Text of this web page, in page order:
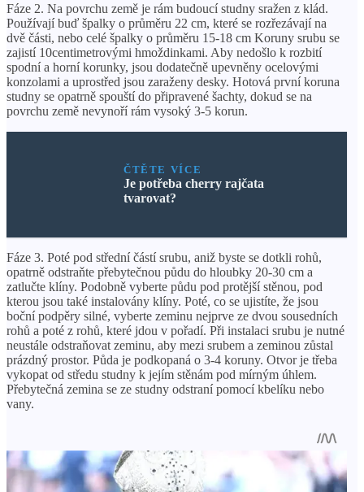
Fáze 2. Na povrchu země je rám budoucí studny sražen z klád.
Používají buď špalky o průměru 22 cm, které se rozřezávají na
dvě části, nebo celé špalky o průměru 15-18 cm Koruny srubu se
zajistí 10centimetrovými hmoždinkami. Aby nedošlo k rozbití
spodní a horní korunky, jsou dodatečně upevněny ocelovými
konzolami a uprostřed jsou zaraženy desky. Hotová první koruna
studny se opatrně spouští do připravené šachty, dokud se na
povrchu země nevynoří rám vysoký 3-5 korun.
ČTĚTE VÍCE
Je potřeba cherry rajčata
tvarovat?
Fáze 3. Poté pod střední částí srubu, aniž byste se dotkli rohů,
opatrně odstraňte přebytečnou půdu do hloubky 20-30 cm a
zatlučte klíny. Podobně vyberte půdu pod protější stěnou, pod
kterou jsou také instalovány klíny. Poté, co se ujistíte, že jsou
boční podpěry silné, vyberte zeminu nejprve ze dvou sousedních
rohů a poté z rohů, které jdou v pořadí. Při instalaci srubu je nutné
neustále odstraňovat zeminu, aby mezi srubem a zeminou zůstal
prázdný prostor. Půda je podkopaná o 3-4 koruny. Otvor je třeba
vykopat od středu studny k jejím stěnám pod mírným úhlem.
Přebytečná zemina se ze studny odstraní pomocí kbelíku nebo
vany.